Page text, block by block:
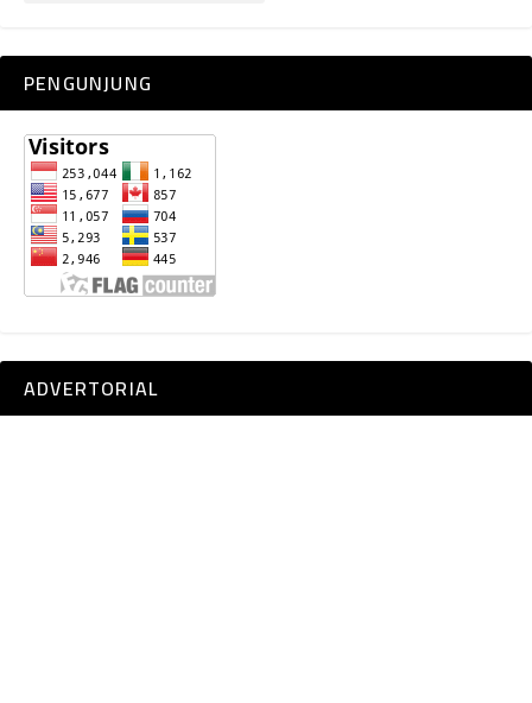
PENGUNJUNG
ADVERTORIAL